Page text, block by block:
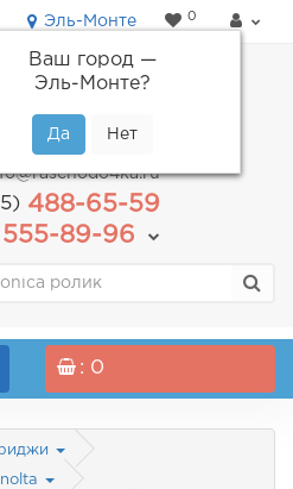
Эль-Монте
Ваш город —
Эль-Монте?
0
пт: с 9.00 до 18.00
488-65-59
89-96
: 0